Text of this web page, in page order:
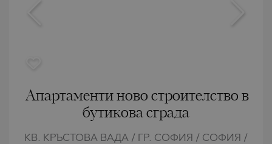
Апартаменти ново строителство в
бутикова сграда
КВ. КРЪСТОВА ВАДА / ГР. СОФИЯ / СОФИЯ /